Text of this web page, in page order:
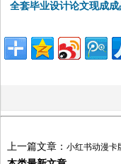
全套毕业设计论文现成成
上一篇文章： 小红书动漫卡